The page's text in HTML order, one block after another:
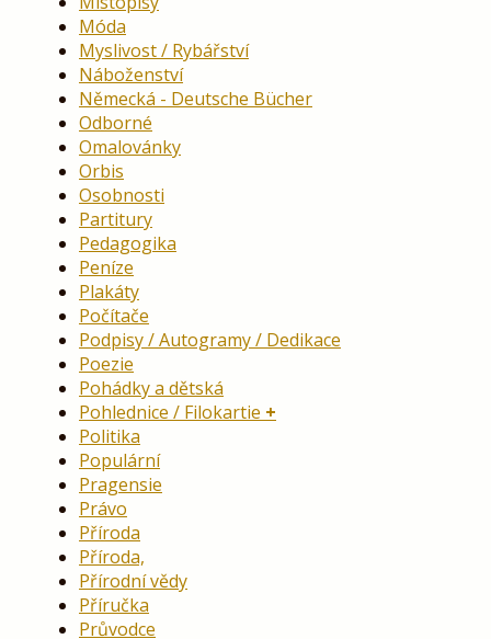
Móda
Myslivost / Rybářství
Náboženství
Německá - Deutsche Bücher
Odborné
Omalovánky
Orbis
Osobnosti
Partitury
Pedagogika
Peníze
Plakáty
Počítače
Podpisy / Autogramy / Dedikace
Poezie
Pohádky a dětská
Pohlednice / Filokartie
Politika
Populární
Pragensie
Právo
Příroda
Příroda,
Přírodní vědy
Příručka
Průvodce